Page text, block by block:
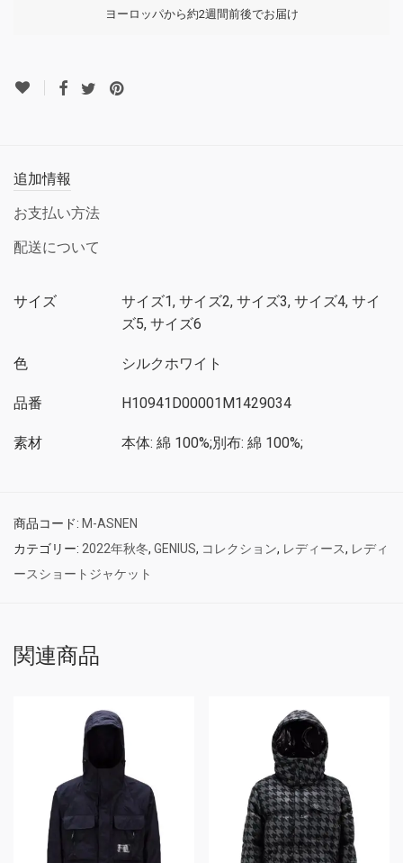
ヨーロッパから約2週間前後でお届け
追加情報
お支払い方法
配送について
サイズ
サイズ1, サイズ2, サイズ3, サイズ4, サイ
ズ5, サイズ6
色 シルクホワイト
品番 H10941D00001M1429034
素材 本体: 綿 100%;別布: 綿 100%;
商品コード: M-ASNEN
カテゴリー: 2022年秋冬, GENIUS, コレクション, レディース, レディ
ースショートジャケット
関連商品